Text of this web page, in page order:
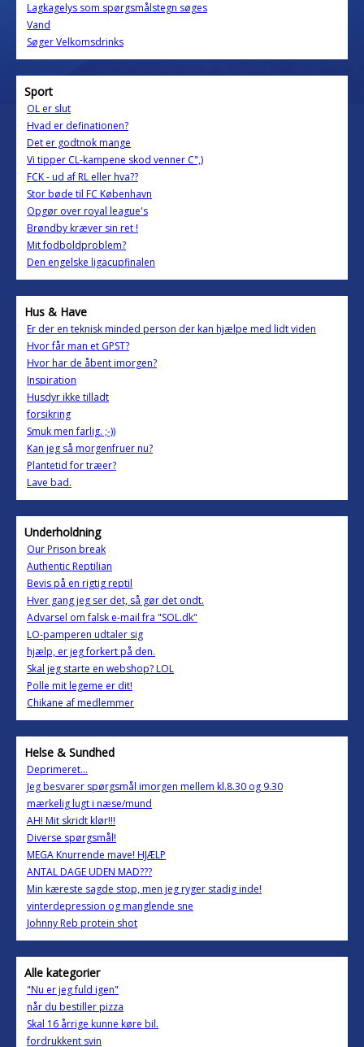
Lagkagelys som spørgsmålstegn søges
Vand
Søger Velkomsdrinks
Sport
OL er slut
Hvad er definationen?
Det er godtnok mange
Vi tipper CL-kampene skod venner C",)
FCK - ud af RL eller hva??
Stor bøde til FC København
Opgør over royal league's
Brøndby kræver sin ret !
Mit fodboldproblem?
Den engelske ligacupfinalen
Hus & Have
Er der en teknisk minded person der kan hjælpe med lidt viden
Hvor får man et GPST?
Hvor har de åbent imorgen?
Inspiration
Husdyr ikke tilladt
forsikring
Smuk men farlig. ;-))
Kan jeg så morgenfruer nu?
Plantetid for træer?
Lave bad.
Underholdning
Our Prison break
Authentic Reptilian
Bevis på en rigtig reptil
Hver gang jeg ser det, så gør det ondt.
Advarsel om falsk e-mail fra "SOL.dk"
LO-pamperen udtaler sig
hjælp, er jeg forkert på den.
Skal jeg starte en webshop? LOL
Polle mit legeme er dit!
Chikane af medlemmer
Helse & Sundhed
Deprimeret...
Jeg besvarer spørgsmål imorgen mellem kl.8.30 og 9.30
mærkelig lugt i næse/mund
AH! Mit skridt klør!!!
Diverse spørgsmål!
MEGA Knurrende mave! HJÆLP
ANTAL DAGE UDEN MAD???
Min kæreste sagde stop, men jeg ryger stadig inde!
vinterdepression og manglende sne
Johnny Reb protein shot
Alle kategorier
"Nu er jeg fuld igen"
når du bestiller pizza
Skal 16 årrige kunne køre bil.
fordrukkent svin